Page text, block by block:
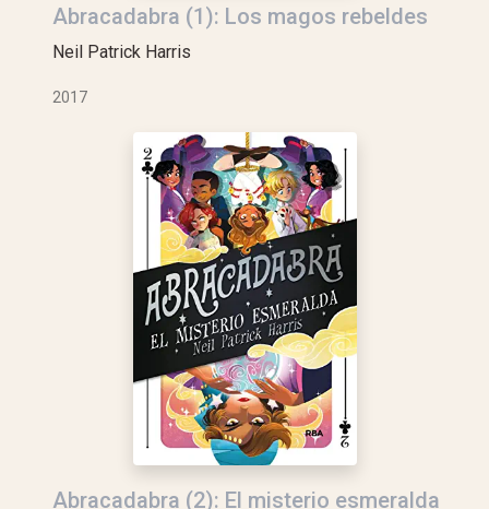
Abracadabra (1): Los magos rebeldes
Neil Patrick Harris
2017
Abracadabra (2): El misterio esmeralda